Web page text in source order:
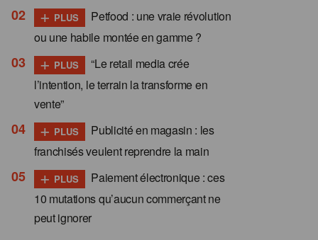
+ PLUS
Petfood : une vraie révolution
ou une habile montée en gamme ?
+ PLUS
“Le retail media crée
l’intention, le terrain la transforme en
vente”
+ PLUS
Publicité en magasin : les
franchisés veulent reprendre la main
+ PLUS
Paiement électronique : ces
10 mutations qu’aucun commerçant ne
peut ignorer